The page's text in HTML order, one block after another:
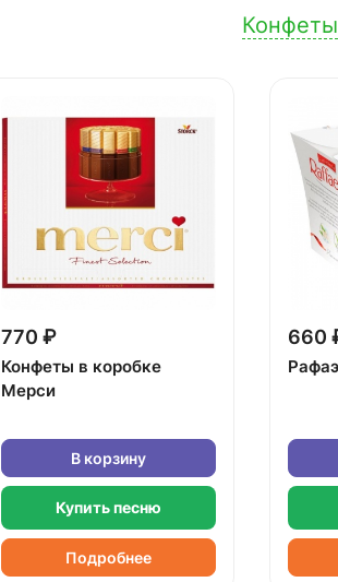
Конфеты
770 ₽
Конфеты в коробке
Мерси
В корзину
Купить песню
Подробнее
660